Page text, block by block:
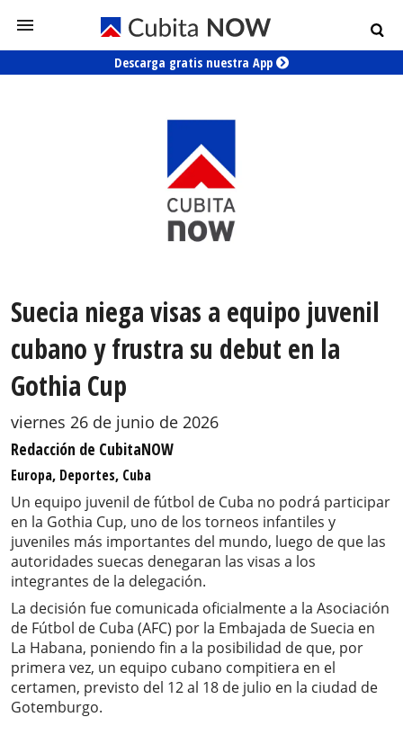
Descarga gratis nuestra App
Suecia niega visas a equipo juvenil
cubano y frustra su debut en la
Gothia Cup
viernes 26 de junio de 2026
Redacción de CubitaNOW
Europa, Deportes, Cuba
Un equipo juvenil de fútbol de Cuba no podrá participar
en la Gothia Cup, uno de los torneos infantiles y
juveniles más importantes del mundo, luego de que las
autoridades suecas denegaran las visas a los
integrantes de la delegación.
La decisión fue comunicada oficialmente a la Asociación
de Fútbol de Cuba (AFC) por la Embajada de Suecia en
La Habana, poniendo fin a la posibilidad de que, por
primera vez, un equipo cubano compitiera en el
certamen, previsto del 12 al 18 de julio en la ciudad de
Gotemburgo.